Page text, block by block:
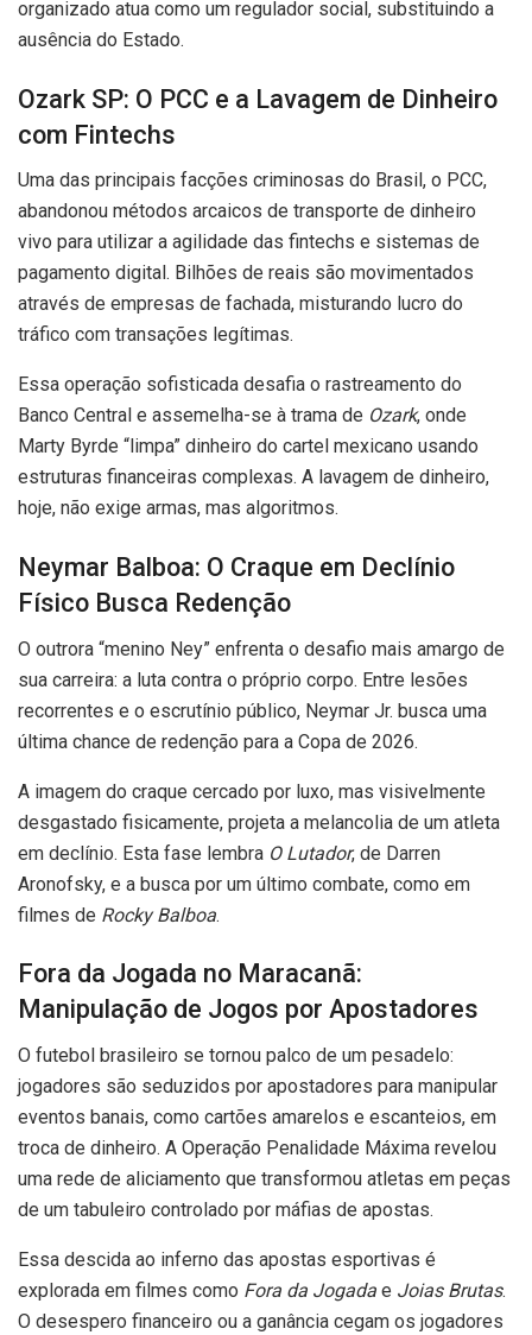
organizado atua como um regulador social, substituindo a
ausência do Estado.
Ozark SP: O PCC e a Lavagem de Dinheiro
com Fintechs
Uma das principais facções criminosas do Brasil, o PCC,
abandonou métodos arcaicos de transporte de dinheiro
vivo para utilizar a agilidade das fintechs e sistemas de
pagamento digital. Bilhões de reais são movimentados
através de empresas de fachada, misturando lucro do
tráfico com transações legítimas.
Essa operação sofisticada desafia o rastreamento do
Banco Central e assemelha-se à trama de Ozark, onde
Marty Byrde “limpa” dinheiro do cartel mexicano usando
estruturas financeiras complexas. A lavagem de dinheiro,
hoje, não exige armas, mas algoritmos.
Neymar Balboa: O Craque em Declínio
Físico Busca Redenção
O outrora “menino Ney” enfrenta o desafio mais amargo de
sua carreira: a luta contra o próprio corpo. Entre lesões
recorrentes e o escrutínio público, Neymar Jr. busca uma
última chance de redenção para a Copa de 2026.
A imagem do craque cercado por luxo, mas visivelmente
desgastado fisicamente, projeta a melancolia de um atleta
em declínio. Esta fase lembra O Lutador, de Darren
Aronofsky, e a busca por um último combate, como em
filmes de Rocky Balboa.
Fora da Jogada no Maracanã:
Manipulação de Jogos por Apostadores
O futebol brasileiro se tornou palco de um pesadelo:
jogadores são seduzidos por apostadores para manipular
eventos banais, como cartões amarelos e escanteios, em
troca de dinheiro. A Operação Penalidade Máxima revelou
uma rede de aliciamento que transformou atletas em peças
de um tabuleiro controlado por máfias de apostas.
Essa descida ao inferno das apostas esportivas é
explorada em filmes como Fora da Jogada e Joias Brutas.
O desespero financeiro ou a ganância cegam os jogadores